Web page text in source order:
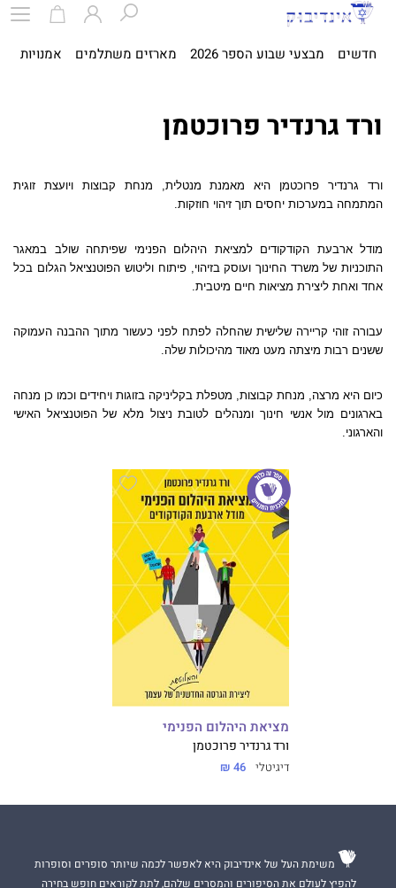
חדשים מבצעי שבוע הספר 2026 מארזים משתלמים אמנויות
ורד גרנדיר פרוכטמן
ורד גרנדיר פרוכטמן היא מאמנת מנטלית, מנחת קבוצות ויועצת זוגית
המתמחה במערכות יחסים תוך זיהוי חוזקות.
מודל ארבעת הקודקודים למציאת היהלום הפנימי שפיתחה שולב במאגר
התוכניות של משרד החינוך ועוסק בזיהוי, פיתוח וליטוש הפוטנציאל הגלום בכל
אחד ואחת ליצירת מציאות חיים מיטבית.
עבורה זוהי קריירה שלישית שהחלה לפתח לפני כעשור מתוך ההבנה העמוקה
ששנים רבות מיצתה מעט מאוד מהיכולות שלה.
כיום היא מרצה, מנחת קבוצות, מטפלת בקליניקה בזוגות ויחידים וכמו כן מנחה
בארגונים מול אנשי חינוך ומנהלים לטובת ניצול מלא של הפוטנציאל האישי
והארגוני.
מציאת היהלום הפנימי
ורד גרנדיר פרוכטמן
דיגיטלי 46 ₪
משימת העל של אינדיבוק היא לאפשר לכמה שיותר סופרים וסופרות
להפיץ לעולם את הסיפורים והמסרים שלהם, לתת לקוראים חופש בחירה